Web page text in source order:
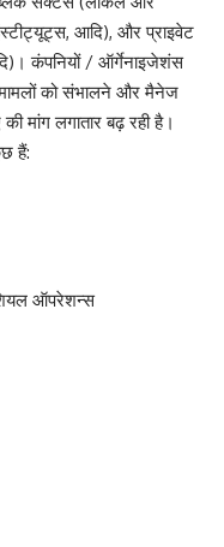
आदि), और प्राइवेट
कंपनियों / ऑर्गेनाइजेशंस
को संभालने और मैनेज
मांग लगातार बढ़ रही है।
हैं:
ऑपरेशन्स